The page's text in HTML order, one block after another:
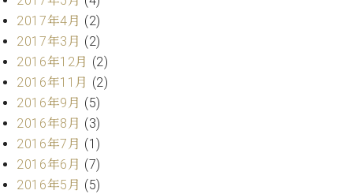
シ
ョ
ン
W.
ホ
フ
マ
ン
ヴ
タ
ッ
フ
ご
挨
技
術
者
紹
2017年4月 (2)
2017年3月 (2)
2016年12月 (2)
2016年11月 (2)
2016年9月 (5)
2016年8月 (3)
2016年7月 (1)
2016年6月 (7)
2016年5月 (5)